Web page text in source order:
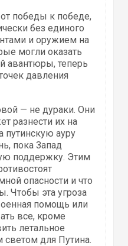
победы к победе,
без единого
и оружием на
могли оказать
авантюры, теперь
давления
— не дураки. Они
разнести их на
путинскую ауру
пока Запад
поддержку. Этим
опасности и что
Чтобы эта угроза
помощь или
все, кроме
летальное
для Путина.